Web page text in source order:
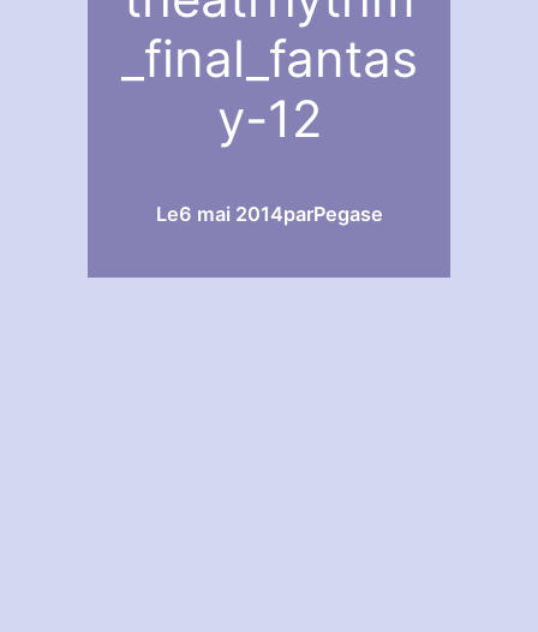
_final_fantas
y-12
Le6 mai 2014parPegase